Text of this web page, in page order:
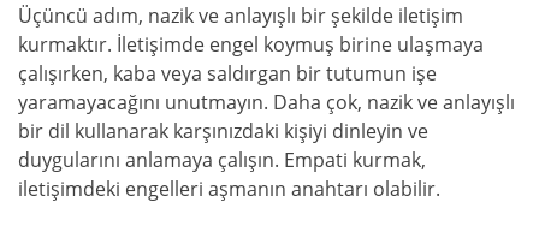
Üçüncü adım, nazik ve anlayışlı bir şekilde iletişim
kurmaktır. İletişimde engel koymuş birine ulaşmaya
çalışırken, kaba veya saldırgan bir tutumun işe
yaramayacağını unutmayın. Daha çok, nazik ve anlayışlı
bir dil kullanarak karşınızdaki kişiyi dinleyin ve
duygularını anlamaya çalışın. Empati kurmak,
iletişimdeki engelleri aşmanın anahtarı olabilir.